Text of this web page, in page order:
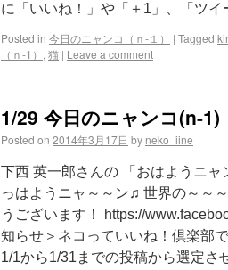
に「いいね！」や「＋1」、「ツ
Posted in 今日のニャンコ（ｎ-１） | Tagged
（ｎ-1） , 猫 | Leave a comment
1/29 今日のニャンコ(n-1)
Posted on 2014年3月17日 by neko_iine
下西 英一郎さんの 「おはよう
っはようニャ～～ン♫ 世界の～～
うございます！ https://
知らせ＞ネコっていいね！倶楽部
1/1から1/31までの投稿から選定さ